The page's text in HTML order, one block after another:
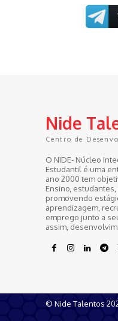
Nide
Centro de
O NIDE- Núcleo
Estudantil é uma
ano 2000 tem
Ensino,
promovendo
aprendizagem,
emprego junto a
assim,
© Nide Talentos